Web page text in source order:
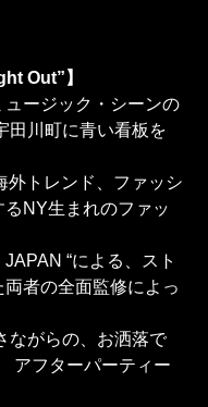
Out”】
ージック・シーンの
田川町に青い看板を
外トレンド、ファッシ
NY生まれのファッ
“による、スト
者の全面監修によっ
ながらの、お洒落で
アフターパーティー